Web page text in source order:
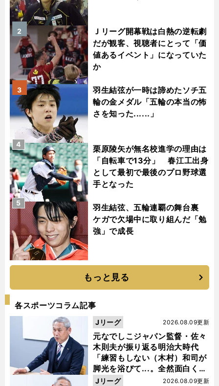
Ｊリーグ開幕戦は白熱の逆転劇
だが観客、視聴者にとって「価
値あるイベント」になっていた
か
2
羽生結弦が一時は諦めたソチ五
輪の金メダル「五輪の本当の怖
さを知った......」
3
栗原陵矢が無名校進学の理由は
「自転車で13分」 春江工出身
として最初で最後のプロ野球選
手となった
4
羽生結弦、五輪連覇の舞台裏
ケガで欠場中に取り組んだ「勉
強」で成長
5
もっと見る
各スポーツコラム記事
元なでしこジャパン監督・佐々
木則夫が振り返る明治大時代
「練習もしない（木村）和司が
脚光を浴びて...。全然面白くな
い４年間でした」
2026.08.09更新
Jリーグ
2026.08.09更新
Jリーグ